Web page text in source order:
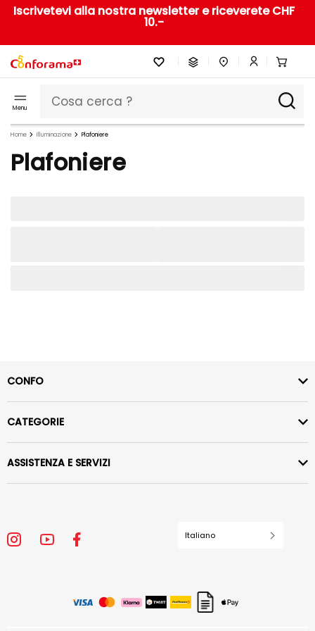
Iscrivetevi alla nostra newsletter e riceverete CHF
10.-
Menu
Home Illuminazione Plafoniere
Plafoniere
CONFO
CATEGORIE
ASSISTENZA E SERVIZI
Italiano